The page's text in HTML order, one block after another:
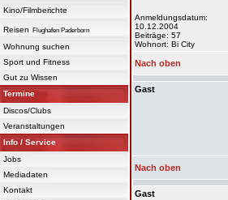
Kino/Filmberichte
Reisen Flughafen Paderborn
Wohnung suchen
Sport und Fitness
Gut zu Wissen
Termine
Discos/Clubs
Veranstaltungen
Info / Service
Jobs
Mediadaten
Kontakt
Anmeldungsdatum:
10.12.2004
Beiträge: 57
Wohnort: Bi City
Nach oben
Gast
Nach oben
Gast